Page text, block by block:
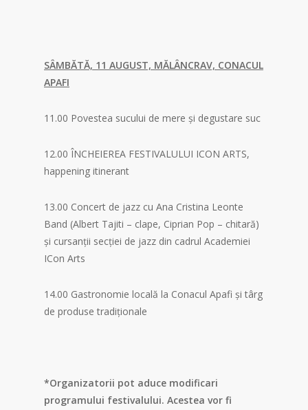
SÂMBĂTĂ, 11 AUGUST, MĂLÂNCRAV, CONACUL
APAFI
11.00 Povestea sucului de mere şi degustare suc
12.00 ÎNCHEIEREA FESTIVALULUI ICON ARTS,
happening itinerant
13.00 Concert de jazz cu Ana Cristina Leonte
Band (Albert Tajiti – clape, Ciprian Pop – chitară)
și cursanții secției de jazz din cadrul Academiei
ICon Arts
14.00 Gastronomie locală la Conacul Apafi şi târg
de produse tradiţionale
*Organizatorii pot aduce modificari
programului festivalului. Acestea vor fi